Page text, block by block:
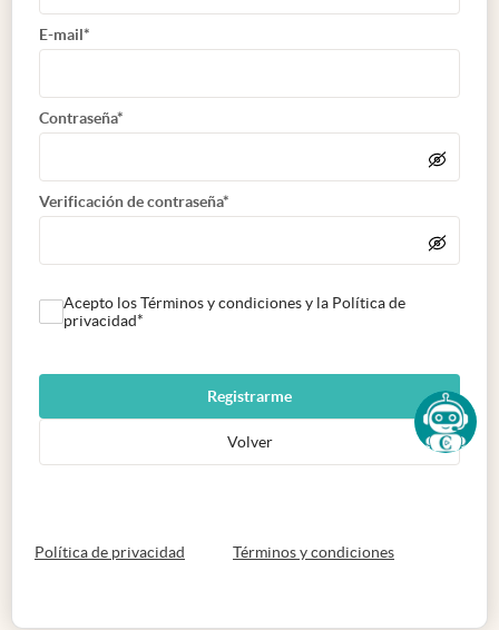
E-mail*
Contraseña*
Verificación de contraseña*
Acepto los Términos y condiciones y la Política de
privacidad*
Registrarme
Volver
Política de privacidad abre en nueva pestaña
Términos y condicionesabre en nueva